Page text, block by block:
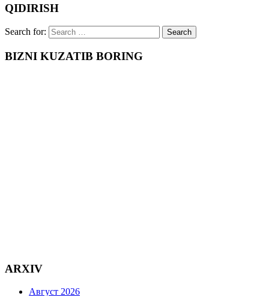
QIDIRISH
Search for:
BIZNI KUZATIB BORING
ARXIV
Август 2026